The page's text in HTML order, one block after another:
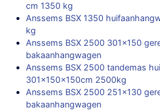
cm 1350 kg
Anssems BSX 1350
kg
Anssems BSX 2500 301×150
bakaanhangwagen
Anssems BSX 2500 tandemas
301x150x150cm 2500kg
Anssems BSX 2500 251×130
bakaanhangwagen